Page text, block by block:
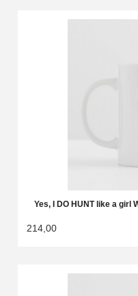
Yes, I DO HUNT like a girl
214,00